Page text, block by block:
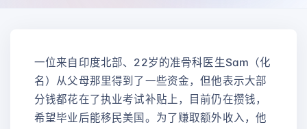
一位来自印度北部、22岁的准骨科医生Sam（化
名）从父母那里得到了一些资金，但他表示大部
分钱都花在了执业考试补贴上，目前仍在攒钱，
希望毕业后能移民美国。为了赚取额外收入，他